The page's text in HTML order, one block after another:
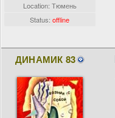
Location: Тюмень
Status:offline
ДИНАМИК 83